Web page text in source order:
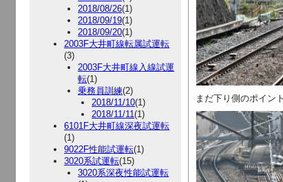
2018/08/26(1)
2018/09/19(1)
2018/09/20(1)
2003F大井町線転属試運転
(3)
2003F大井町線入線試運
転(1)
乗務員訓練(2)
2018/11/10(1)
2018/11/11(1)
6101F大井町線深夜試運転
(1)
9022F性能試運転(1)
3020系試運転(15)
3020系深夜性能試運転
まだ下り側のポイン